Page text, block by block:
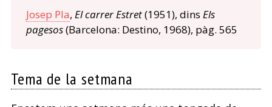
Josep Pla, El carrer Estret(1951), dins Els
pagesos(Barcelona: Destino, 1968), pàg. 565
Tema de la setmana